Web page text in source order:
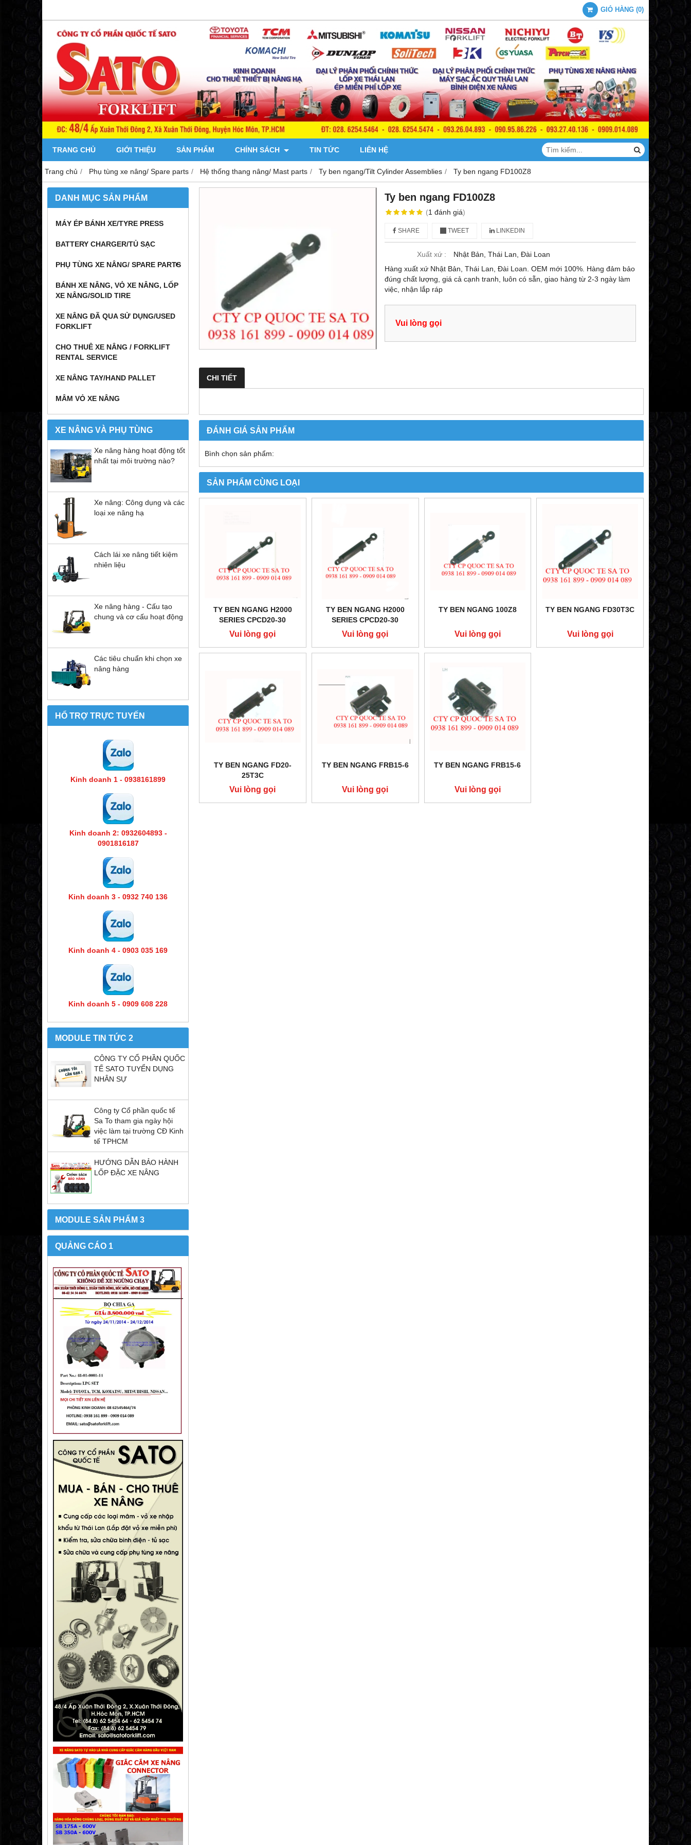
GIỎ HÀNG (0)
TRANG CHỦ GIỚI THIỆU SẢN PHẨM CHÍNH SÁCH TIN TỨC LIÊN HỆ
Trang chủ Phụ tùng xe nâng/ Spare parts Hệ thống thang nâng/ Mast parts Ty ben ngang/Tilt Cylinder Assemblies Ty ben ngang FD100Z8
DANH MỤC SẢN PHẨM
MÁY ÉP BÁNH XE/TYRE PRESS
BATTERY CHARGER/TỦ SẠC
PHỤ TÙNG XE NÂNG/ SPARE PARTS
BÁNH XE NÂNG, VỎ XE NÂNG, LỐP
XE NÂNG/SOLID TIRE
XE NÂNG ĐÃ QUA SỬ DỤNG/USED
FORKLIFT
CHO THUÊ XE NÂNG / FORKLIFT
RENTAL SERVICE
XE NÂNG TAY/HAND PALLET
MÂM VỎ XE NÂNG
XE NÂNG VÀ PHỤ TÙNG
Xe nâng hàng hoạt động tốt
nhất tại môi trường nào?
Xe nâng: Công dụng và các
loại xe nâng hạ
Cách lái xe nâng tiết kiệm
nhiên liệu
Xe nâng hàng - Cấu tạo
chung và cơ cấu hoạt động
Các tiêu chuẩn khi chọn xe
nâng hàng
HỔ TRỢ TRỰC TUYẾN
Kinh doanh 1 - 0938161899
Kinh doanh 2: 0932604893 -
0901816187
Kinh doanh 3 - 0932 740 136
Kinh doanh 4 - 0903 035 169
Kinh doanh 5 - 0909 608 228
MODULE TIN TỨC 2
CÔNG TY CỔ PHẦN QUỐC
TẾ SATO TUYỂN DỤNG
NHÂN SỰ
Công ty Cổ phần quốc tế
Sa To tham gia ngày hội
việc làm tại trường CĐ Kinh
tế TPHCM
HƯỚNG DẪN BẢO HÀNH
LỐP ĐẶC XE NÂNG
MODULE SẢN PHẨM 3
QUẢNG CÁO 1
Ty ben ngang FD100Z8
(1 đánh giá)
SHARE TWEET LINKEDIN
Xuất xứ :
Nhật Bản, Thái Lan, Đài Loan
Hàng xuất xứ Nhật Bản, Thái Lan, Đài Loan. OEM mới 100%. Hàng đảm bảo
đúng chất lượng, giá cả cạnh tranh, luôn có sẵn, giao hàng từ 2-3 ngày làm
việc, nhận lắp ráp
Vui lòng gọi
CHI TIẾT
ĐÁNH GIÁ SẢN PHẨM
Bình chọn sản phẩm:
SẢN PHẨM CÙNG LOẠI
TY BEN NGANG H2000
SERIES CPCD20-30
Vui lòng gọi
TY BEN NGANG H2000
SERIES CPCD20-30
Vui lòng gọi
TY BEN NGANG 100Z8
Vui lòng gọi
TY BEN NGANG FD30T3C
Vui lòng gọi
TY BEN NGANG FD20-
25T3C
Vui lòng gọi
TY BEN NGANG FRB15-6
Vui lòng gọi
TY BEN NGANG FRB15-6
Vui lòng gọi